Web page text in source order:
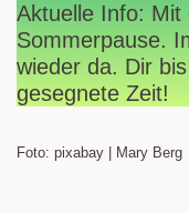
Aktuelle Info: Mit
Sommerpause.
wieder da. Dir
gesegnete Zeit!
Foto: pixabay | Mary Berg